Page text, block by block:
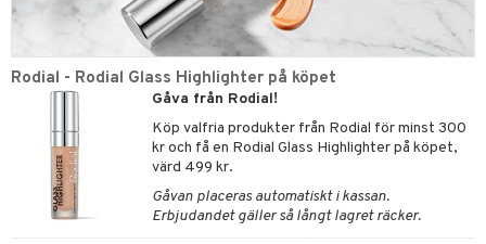
Rodial - Rodial Glass Highlighter på köpet
Gåva från Rodial!
Köp valfria produkter från Rodial för minst 300
kr och få en Rodial Glass Highlighter på köpet,
värd 499 kr.
Gåvan placeras automatiskt i kassan.
Erbjudandet gäller så långt lagret räcker.